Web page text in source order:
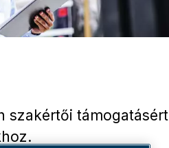
szakértői támogatásért